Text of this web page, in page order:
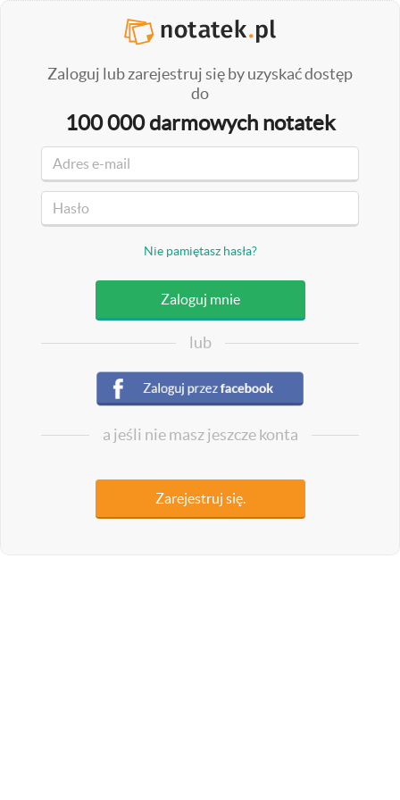
Zaloguj lub zarejestruj się by uzyskać dostęp
do
100 000 darmowych notatek
Nie pamiętasz hasła?
lub
a jeśli nie masz jeszcze konta
Zarejestruj się.